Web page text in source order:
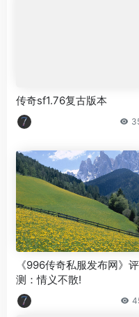
传奇sf1.76复古版本
《996传奇私服发布网》评
测：情义不散!